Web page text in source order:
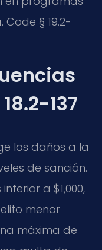
§ 19.2-
137
los daños a la
de sanción.
a $1,000,
menor
máxima de